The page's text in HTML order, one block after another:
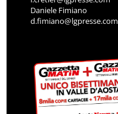
Daniele Fimiano
d.fimiano@lgpresse.com